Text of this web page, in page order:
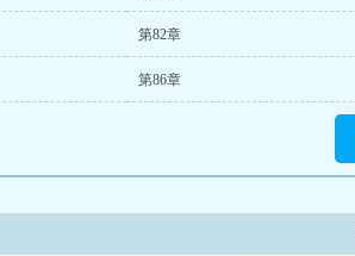
第82章
第86章